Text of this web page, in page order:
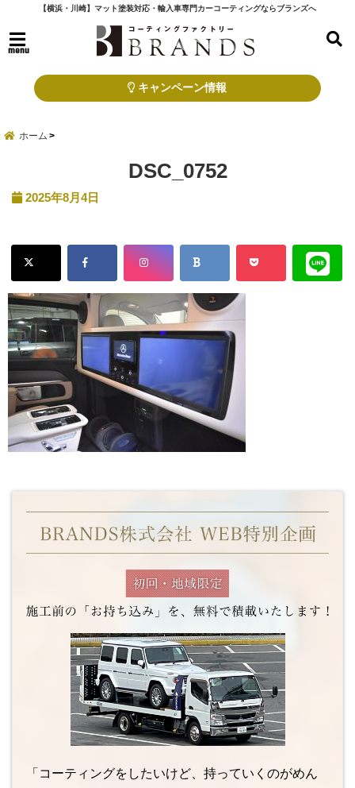
【横浜・川崎】マット塗装対応・輸入車専門カーコーティングならブランズへ
menu
キャンペーン情報
ホーム
DSC_0752
2025年8月4日
「コーティングをしたいけど、持っていくのがめん